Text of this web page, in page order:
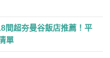
間超夯曼谷飯店推薦！平
單